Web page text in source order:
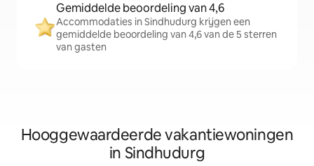
Gemiddelde beoordeling van 4,6
Accommodaties in Sindhudurg krijgen een
gemiddelde beoordeling van 4,6 van de 5 sterren
van gasten
Hooggewaardeerde vakantiewoningen
in Sindhudurg